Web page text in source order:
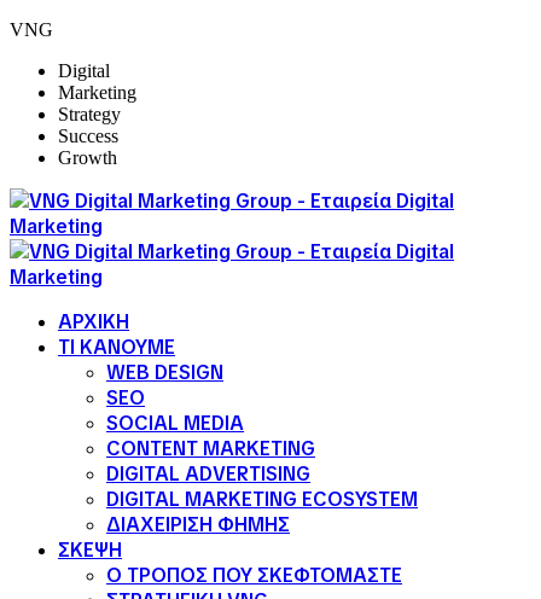
VNG
Digital
Marketing
Strategy
Success
Growth
ΑΡΧΙΚΗ
ΤΙ ΚΑΝΟΥΜΕ
WEB DESIGN
SEO
SOCIAL MEDIA
CONTENT MARKETING
DIGITAL ADVERTISING
DIGITAL MARKETING ECOSYSTEM
ΔΙΑΧΕΙΡΙΣΗ ΦΗΜΗΣ
ΣΚΕΨΗ
Ο ΤΡΟΠΟΣ ΠΟΥ ΣΚΕΦΤΟΜΑΣΤΕ